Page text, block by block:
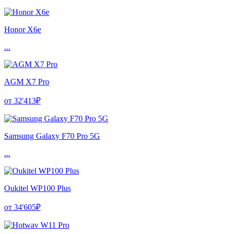
Honor X6e
...
AGM X7 Pro
от 32'413₽
Samsung Galaxy F70 Pro 5G
...
Oukitel WP100 Plus
от 34'605₽